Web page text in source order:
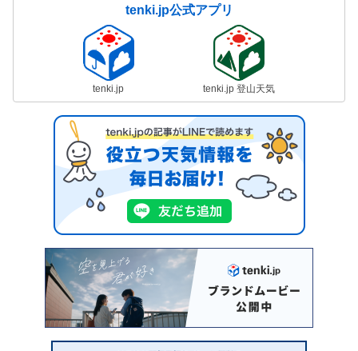
tenki.jp公式アプリ
tenki.jp tenki.jp 登山天気